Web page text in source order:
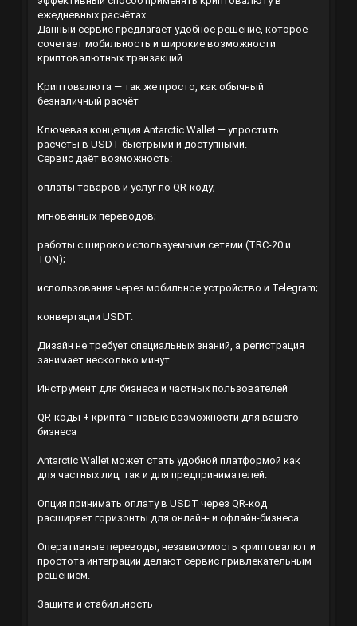
ежедневных расчётах.
Данный сервис предлагает удобное решение, которое
сочетает мобильность и широкие возможности
криптовалютных транзакций.
Криптовалюта — так же просто, как обычный
безналичный расчёт
Ключевая концепция Antarctic Wallet — упростить
расчёты в USDT быстрыми и доступными.
Сервис даёт возможность:
оплаты товаров и услуг по QR-коду;
мгновенных переводов;
работы с широко используемыми сетями (TRC-20 и
TON);
использования через мобильное устройство и Telegram;
конвертации USDT.
Дизайн не требует специальных знаний, а регистрация
занимает несколько минут.
Инструмент для бизнеса и частных пользователей
QR-коды + крипта = новые возможности для вашего
бизнеса
Antarctic Wallet может стать удобной платформой как
для частных лиц, так и для предпринимателей.
Опция принимать оплату в USDT через QR-код
расширяет горизонты для онлайн- и офлайн-бизнеса.
Оперативные переводы, независимость криптовалют и
простота интеграции делают сервис привлекательным
решением.
Защита и стабильность